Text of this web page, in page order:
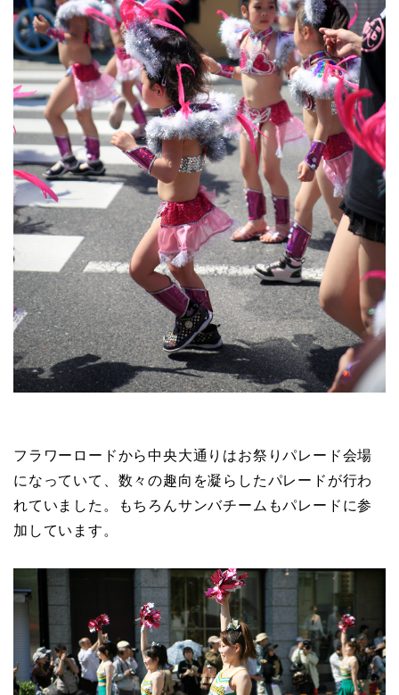
フラワーロードから中央大通りはお祭りパレード会場
になっていて、数々の趣向を凝らしたパレードが行わ
れていました。もちろんサンバチームもパレードに参
加しています。